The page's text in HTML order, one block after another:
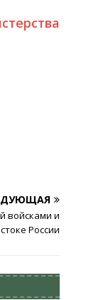
войсками и
России